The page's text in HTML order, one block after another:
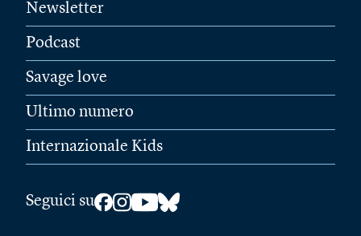
Newsletter
Podcast
Savage love
Ultimo numero
Internazionale Kids
Seguici su